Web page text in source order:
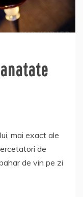
mai exact ale
de
de vin pe zi